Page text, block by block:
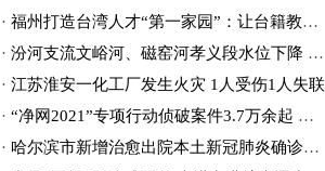
· 福州打造台湾人才“第一家园”：让台籍教师“来得了、留得下”
· 汾河支流文峪河、磁窑河孝义段水位下降 正在推进决口封堵
· 江苏淮安一化工厂发生火灾 1人受伤1人失联
· “净网2021”专项行动侦破案件3.7万余起 抓获嫌犯8万余人
· 哈尔滨市新增治愈出院本土新冠肺炎确诊病例4例